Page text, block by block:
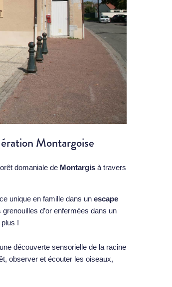
Montargoise
domaniale de Montargis à travers
unique en famille dans un escape
d’or enfermées dans un
!
découverte sensorielle de la racine
observer et écouter les oiseaux,